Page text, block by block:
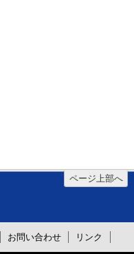
ページ上部へ
お問い合わせ リンク